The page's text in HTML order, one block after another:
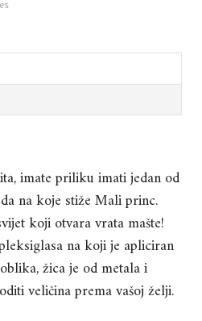
imate priliku imati jedan od
na koje stiže Mali princ.
koji otvara vrata mašte!
na koji je apliciran
žica je od metala i
veličina prema vašoj želji.